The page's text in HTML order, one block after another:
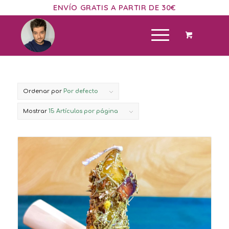
ENVÍO GRATIS A PARTIR DE 30€
Ordenar por Por defecto
Mostrar 15 Artículos por página